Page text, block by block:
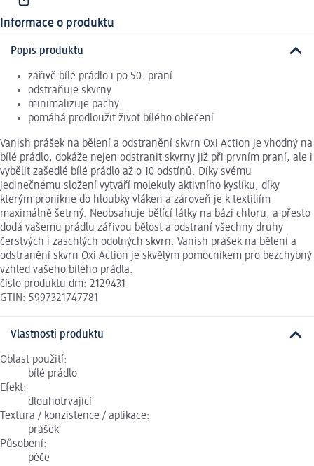
Informace o produktu
Popis produktu
zářivě bílé prádlo i po 50. praní
odstraňuje skvrny
minimalizuje pachy
pomáhá prodloužit život bílého oblečení
Vanish prášek na bělení a odstranění skvrn Oxi Action je vhodný na
bílé prádlo, dokáže nejen odstranit skvrny již při prvním praní, ale i
vybělit zašedlé bílé prádlo až o 10 odstínů. Díky svému
jedinečnému složení vytváří molekuly aktivního kyslíku, díky
kterým pronikne do hloubky vláken a zároveň je k textiliím
maximálně šetrný. Neobsahuje bělící látky na bázi chloru, a přesto
dodá vašemu prádlu zářivou bělost a odstraní všechny druhy
čerstvých i zaschlých odolných skvrn. Vanish prášek na bělení a
odstranění skvrn Oxi Action je skvělým pomocníkem pro bezchybný
vzhled vašeho bílého prádla.
číslo produktu dm: 2129431
GTIN: 5997321747781
Vlastnosti produktu
Oblast použití:
bílé prádlo
Efekt:
dlouhotrvající
Textura / konzistence / aplikace:
prášek
Působení:
péče